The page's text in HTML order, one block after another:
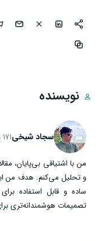
نویسنده
سجاد شیخی171 مقاله
من با اشتیاقی بی‌پایان،
و تحلیل می‌کنم. هدف من
ساده و قابل استفاده
تصمیمات هوشمندانه‌تری